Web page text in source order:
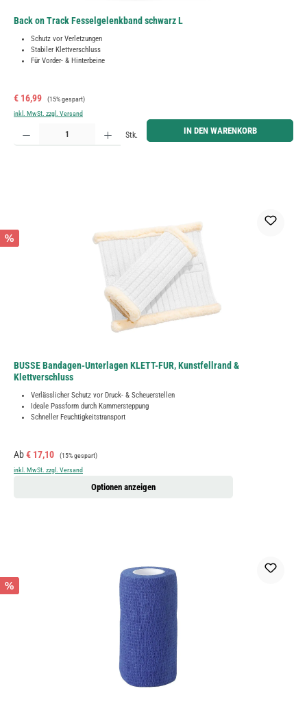
Back on Track Fesselgelenkband schwarz L
Schutz vor Verletzungen
Stabiler Klettverschluss
Für Vorder- & Hinterbeine
Verkaufspreis:
€ 16,99 Regulärer Preis:
(15% gespart)
inkl. MwSt. zzgl. Versand
Produkt Anzahl: Gib den gewünschten Wert ein oder benutze die Schaltflächen um die Anzahl zu
Stk. IN DEN WARENKORB
%
BUSSE Bandagen-Unterlagen KLETT-FUR, Kunstfellrand &
Klettverschluss
Verlässlicher Schutz vor Druck- & Scheuerstellen
Ideale Passform durch Kammersteppung
Schneller Feuchtigkeitstransport
Verkaufspreis:
Ab€ 17,10 Regulärer Preis:
(15% gespart)
inkl. MwSt. zzgl. Versand
Optionen anzeigen
%